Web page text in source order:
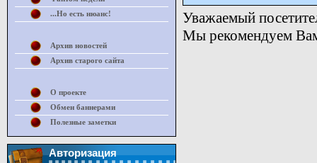
Уважаемый
Мы рекомендуем Вам
...Но есть нюанс!
Архив новостей
Архив старого сайта
О проекте
Обмен баннерами
Полезные заметки
Авторизация